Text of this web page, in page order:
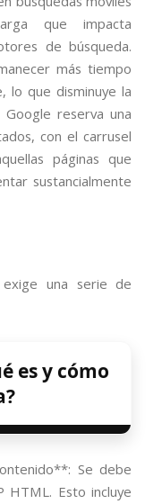
que impacta
de búsqueda.
más tiempo
lo que disminuye la
reserva una
con el carrusel
páginas que
sustancialmente
una serie de
es y cómo
Se debe
HTML. Esto incluye